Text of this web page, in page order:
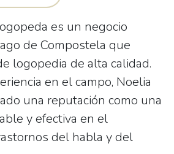
es un negocio
de Compostela que
logopedia de alta calidad.
en el campo, Noelia
una reputación como una
y efectiva en el
del habla y del